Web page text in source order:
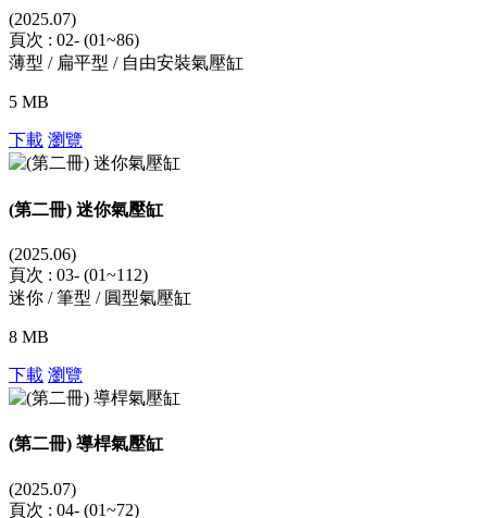
(2025.07)
頁次 : 02- (01~86)
薄型 / 扁平型 / 自由安裝氣壓缸
5 MB
下載 瀏覽
(第二冊) 迷你氣壓缸
(2025.06)
頁次 : 03- (01~112)
迷你 / 筆型 / 圓型氣壓缸
8 MB
下載 瀏覽
(第二冊) 導桿氣壓缸
(2025.07)
頁次 : 04- (01~72)